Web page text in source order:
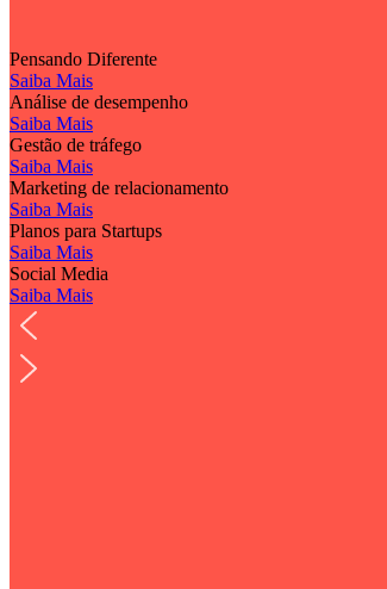
Pensando Diferente
Saiba Mais
Análise de desempenho
Saiba Mais
Gestão de tráfego
Saiba Mais
Marketing de relacionamento
Saiba Mais
Planos para Startups
Saiba Mais
Social Media
Saiba Mais